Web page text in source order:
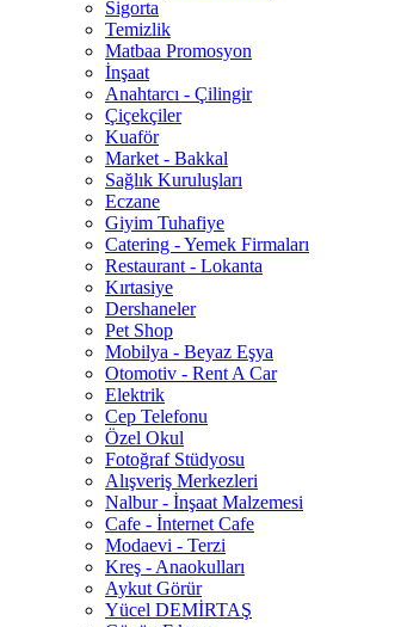
Sigorta
Temizlik
Matbaa Promosyon
İnşaat
Anahtarcı - Çilingir
Çiçekçiler
Kuaför
Market - Bakkal
Sağlık Kuruluşları
Eczane
Giyim Tuhafiye
Catering - Yemek Firmaları
Restaurant - Lokanta
Kırtasiye
Dershaneler
Pet Shop
Mobilya - Beyaz Eşya
Otomotiv - Rent A Car
Elektrik
Cep Telefonu
Özel Okul
Fotoğraf Stüdyosu
Alışveriş Merkezleri
Nalbur - İnşaat Malzemesi
Cafe - İnternet Cafe
Modaevi - Terzi
Kreş - Anaokulları
Aykut Görür
Yücel DEMİRTAŞ